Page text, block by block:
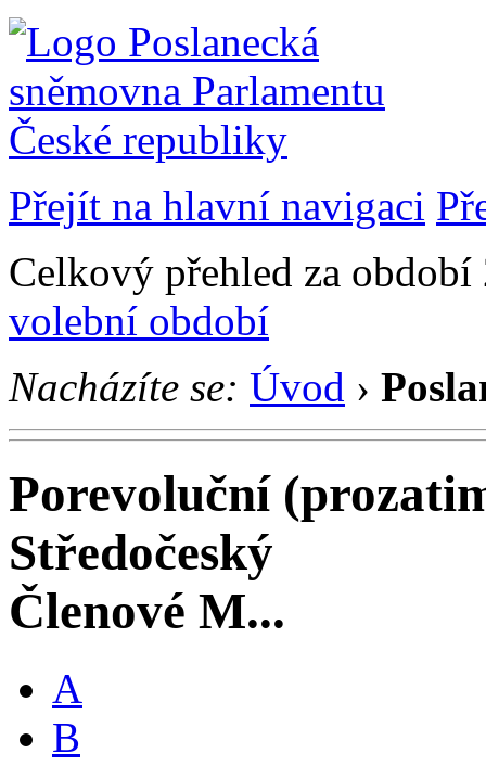
Přejít na hlavní navigaci
Celkový přehled za
volební období
Nacházíte se: Úvod ›
Porevoluční
Středočeský
Členové M...
A
B